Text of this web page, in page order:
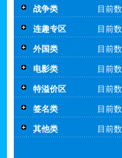
战争类 目前
连趣专区 目前
外国类 目前
电影类 目前
特溢价区 目前
签名类 目前
其他类 目前